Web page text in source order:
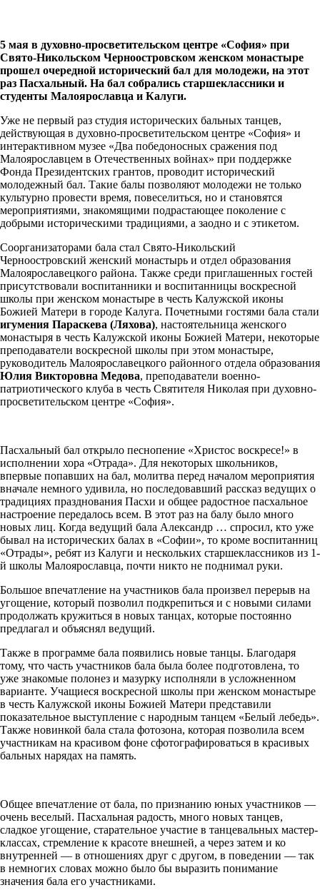
5 мая в духовно-просветительском центре «София» при
Свято-Никольском Черноостровском женском монастыре
прошел очередной исторический бал для молодежи, на этот
раз Пасхальный. На бал собрались старшеклассники и
студенты Малоярославца и Калуги.
Уже не первый раз студия исторических бальных танцев,
действующая в духовно-просветительском центре «София» и
интерактивном музее «Два победоносных сражения под
Малоярославцем в Отечественных войнах» при поддержке
Фонда Президентских грантов, проводит исторический
молодежный бал. Такие балы позволяют молодежи не только
культурно провести время, повеселиться, но и становятся
мероприятиями, знакомящими подрастающее поколение с
добрыми историческими традициями, а заодно и с этикетом.
Соорганизаторами бала стал Свято-Никольский
Черноостровский женский монастырь и отдел образования
Малоярославецкого района. Также среди приглашенных гостей
присутствовали воспитанники и воспитанницы воскресной
школы при женском монастыре в честь Калужской иконы
Божией Матери в городе Калуга. Почетными гостями бала стали
игумения Параскева (Ляхова), настоятельница женского
монастыря в честь Калужской иконы Божией Матери, некоторые
преподаватели воскресной школы при этом монастыре,
руководитель Малоярославецкого районного отдела образования
Юлия Викторовна Медова, преподаватели военно-
патриотического клуба в честь Святителя Николая при духовно-
просветительском центре «София».
Пасхальный бал открыло песнопение «Христос воскресе!» в
исполнении хора «Отрада». Для некоторых школьников,
впервые попавших на бал, молитва перед началом мероприятия
вначале немного удивила, но последовавший рассказ ведущих о
традициях празднования Пасхи и общее радостное пасхальное
настроение передалось всем. В этот раз на балу было много
новых лиц. Когда ведущий бала Александр … спросил, кто уже
бывал на исторических балах в «Софии», то кроме воспитанниц
«Отрады», ребят из Калуги и нескольких старшеклассников из 1-
й школы Малоярославца, почти никто не поднимал руки.
Большое впечатление на участников бала произвел перерыв на
угощение, который позволил подкрепиться и с новыми силами
продолжать кружиться в новых танцах, которые постоянно
предлагал и объяснял ведущий.
Также в программе бала появились новые танцы. Благодаря
тому, что часть участников бала была более подготовлена, то
уже знакомые полонез и мазурку исполняли в усложненном
варианте. Учащиеся воскресной школы при женском монастыре
в честь Калужской иконы Божией Матери представили
показательное выступление с народным танцем «Белый лебедь».
Также новинкой бала стала фотозона, которая позволила всем
участникам на красивом фоне сфотографироваться в красивых
бальных нарядах на память.
Общее впечатление от бала, по признанию юных участников —
очень веселый. Пасхальная радость, много новых танцев,
сладкое угощение, старательное участие в танцевальных мастер-
классах, стремление к красоте внешней, а через затем и ко
внутренней — в отношениях друг с другом, в поведении — так
в немногих словах можно было бы выразить понимание
значения бала его участниками.